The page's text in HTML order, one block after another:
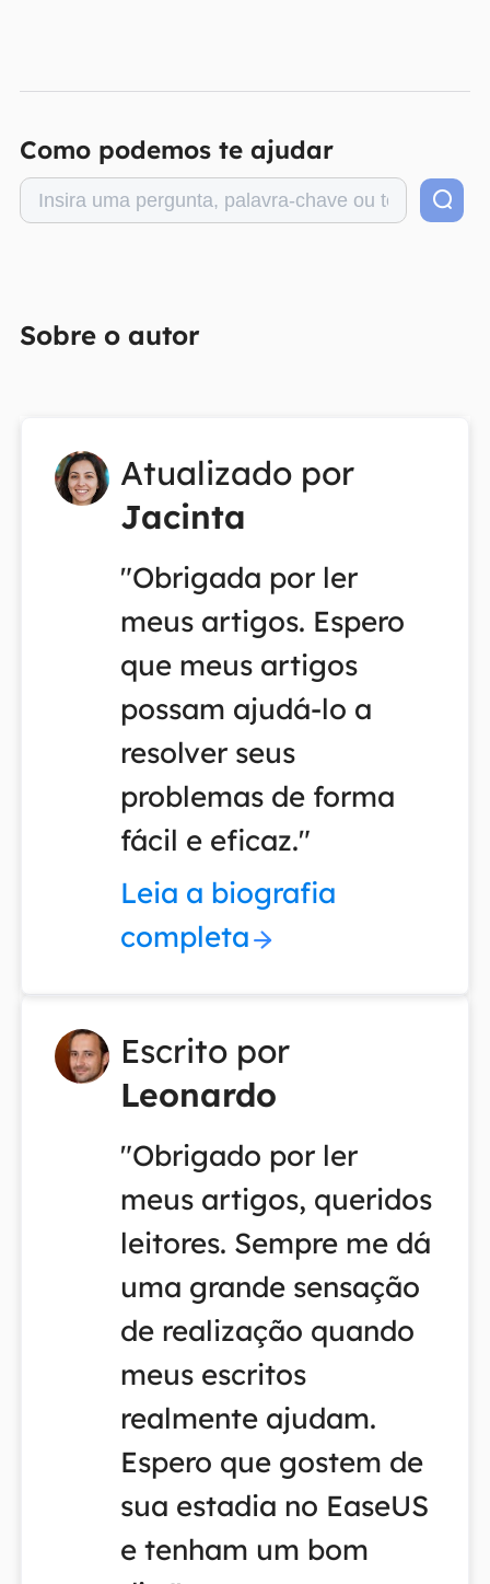
Como podemos te ajudar
Sobre o autor
Atualizado por
Jacinta
"Obrigada por ler
meus artigos. Espero
que meus artigos
possam ajudá-lo a
resolver seus
problemas de forma
fácil e eficaz."
Leia a biografia
completa
Escrito por
Leonardo
"Obrigado por ler
meus artigos, queridos
leitores. Sempre me dá
uma grande sensação
de realização quando
meus escritos
realmente ajudam.
Espero que gostem de
sua estadia no EaseUS
e tenham um bom